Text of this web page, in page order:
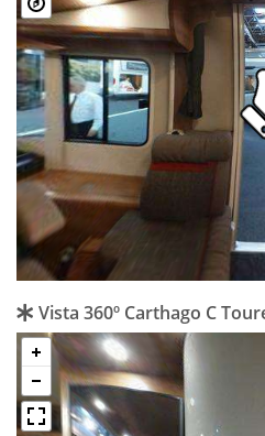
Vista 360º Carthago C